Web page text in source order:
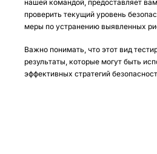
нашей командой, предоставляет
проверить текущий уровень
меры по устранению выявленных
Важно понимать, что этот вид
результаты, которые могут быть
эффективных стратегий